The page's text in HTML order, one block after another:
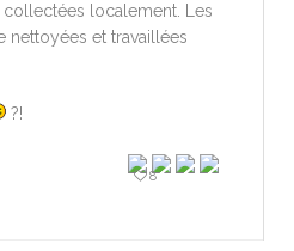
localement.
Les
nettoyées et travaillées
?!
8